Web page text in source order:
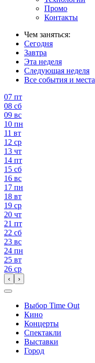
Промо
Контакты
Чем заняться:
Сегодня
Завтра
Эта неделя
Следующая неделя
Все события и места
07 пт
08 сб
09 вс
10 пн
11 вт
12 ср
13 чт
14 пт
15 сб
16 вс
17 пн
18 вт
19 ср
20 чт
21 пт
22 сб
23 вс
24 пн
25 вт
26 ср
‹ ›
Выбор Time Out
Кино
Концерты
Спектакли
Выставки
Город